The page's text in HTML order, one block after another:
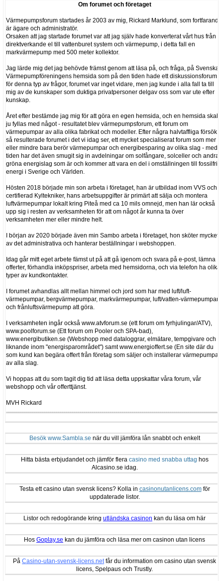
Om forumet och företaget
Värmepumpsforum startades år 2003 av mig, Rickard Marklund, som fortfarande
är ägare och administratör.
Orsaken att jag startade forumet var att jag själv hade konverterat vårt hus från
direktverkande el till vattenburet system och värmepump, i detta fall en
markvärmepump med 500 meter kollektor.
Jag lärde mig det jag behövde främst genom att läsa på, och fråga, på Svenska
Värmepumpföreningens hemsida som på den tiden hade ett diskussionsforum
för denna typ av frågor, forumet var inget vidare, men jag kunde i alla fall ta till
mig av de kunskaper som duktiga privatpersoner delgav oss som var ute efter
kunskap.
Året efter bestämde jag mig för att göra en egen hemsida, och en hemsida skall
ju fyllas med något - resultatet blev värmepumpsforum, ett forum om
värmepumpar av alla olika fabrikat och modeller. Efter några halvtaffliga försök
så resulterade forumet i det vi idag ser, ett mycket specialiserat forum som mer
eller mindre bara berör värmepumpar och energibesparing av olika slag - med
tiden har det även smugit sig in avdelningar om solfångare, solceller och andra
gröna energislag som är och kommer att vara en del i omställningen till fossilfri
energi i Sverige och Världen.
Hösten 2018 började min son arbeta i företaget, han är utbildad inom VVS och
certifierad Kyltekniker, hans arbetsuppgifter är primärt att sälja och montera
luftvärmepumpar lokalt kring Piteå med ca 10 mils omnejd, men han lär också
upp sig i resten av verksamheten för att om något år kunna ta över
verksamheten mer eller mindre helt.
I början av 2020 började även min Sambo arbeta i företaget, hon sköter mycket
av det administrativa och hanterar beställningar i webshoppen.
Idag går mitt eget arbete fämst ut på att gå igenom och svara på e-post, lämna
offerter, förhandla inköpspriser, arbeta med hemsidorna, och via telefon ha olika
typer av kundkontakter.
I forumet avhandlas allt mellan himmel och jord som har med luft/luft-
värmepumpar, bergvärmepumpar, markvärmepumpar, luft/vatten-värmepumpar
och frånluftsvärmepump att göra.
I verksamheten ingår också www.atvforum.se (ett forum om fyrhjulingar/ATV),
www.poolforum.se (Ett forum om Pooler och SPA-bad),
www.energibutiken.se (Webshopp med dataloggrar, elmätare, tempgivare och
liknande inom "energisparområdet") samt www.energioffert.se (En site där du
som kund kan begära offert från företag som säljer och installerar värmepumpar
av alla slag.
Vi hoppas att du som tagit dig tid att läsa detta uppskattar våra forum, vår
webshopp och vår offerttjänst.
MVH Rickard
Besök www.Sambla.se när du vill jämföra lån snabbt och enkelt
Hitta bästa erbjudandet och jämför flera casino med snabba uttag hos
Alcasino.se idag.
Testa ett casino utan svensk licens? Kolla in casinonutanlicens.comför
uppdaterade listor.
Listor och redogörande kring utländska casinon kan du läsa om här
Hos Goplay.se kan du jämföra och läsa mer om casinon utan licens
På Casino-utan-svensk-licens.netfår du information om casino utan svensk
licens, Spelpaus och Trustly.